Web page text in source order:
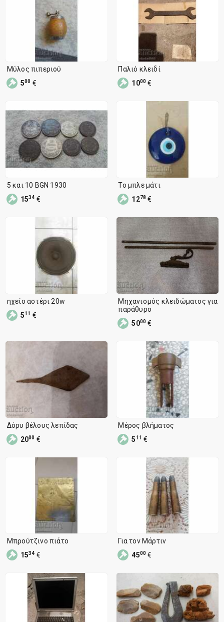
Μύλος πιπεριού
500 €
Παλιό κλειδί
1000 €
5 και 10 BGN 1930
1534 €
Το μπλε μάτι
1278 €
ηχείο αστέρι 20w
511 €
Μηχανισμός κλειδώματος για
παράθυρο
5000 €
Δόρυ βέλους λεπίδας
2000 €
Μέρος βλήματος
5 11 €
Μπρούτζινο πιάτο
1534 €
Για τον Μάρτιν
4500 €